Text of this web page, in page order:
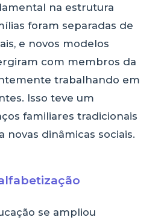
na estrutura
foram separadas de
e novos modelos
com membros da
trabalhando em
Isso teve um
familiares tradicionais
novas dinâmicas sociais.
se ampliou